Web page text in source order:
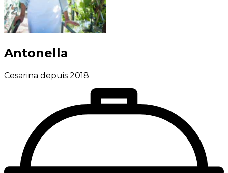
Antonella
Cesarina depuis 2018